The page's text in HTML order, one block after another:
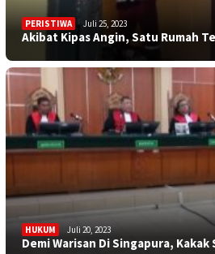
PERISTIWA Juli 25, 2023
Akibat Kipas Angin, Satu Rumah
HUKUM Juli 20, 2023
Demi Warisan Di Singapura,